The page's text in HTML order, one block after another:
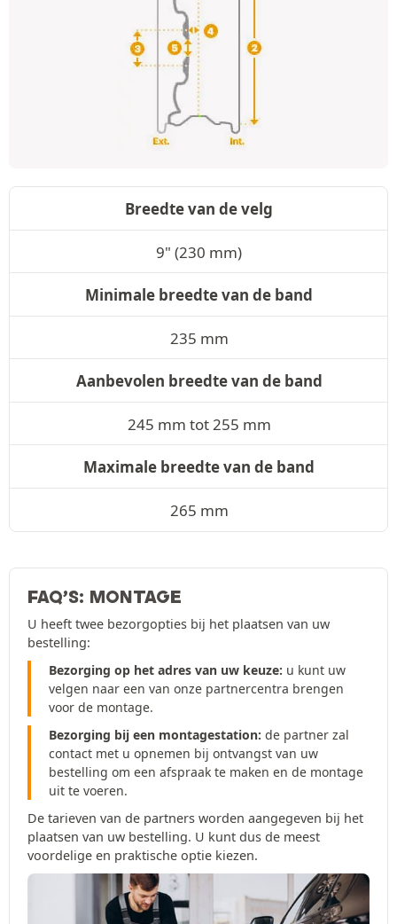
Breedte van de velg
9" (230 mm)
Minimale breedte van de band
235 mm
Aanbevolen breedte van de band
245 mm tot 255 mm
Maximale breedte van de band
265 mm
FAQ’S: MONTAGE
U heeft twee bezorgopties bij het plaatsen van uw
bestelling:
Bezorging op het adres van uw keuze: u kunt uw
velgen naar een van onze partnercentra brengen
voor de montage.
Bezorging bij een montagestation: de partner zal
contact met u opnemen bij ontvangst van uw
bestelling om een afspraak te maken en de montage
uit te voeren.
De tarieven van de partners worden aangegeven bij het
plaatsen van uw bestelling. U kunt dus de meest
voordelige en praktische optie kiezen.